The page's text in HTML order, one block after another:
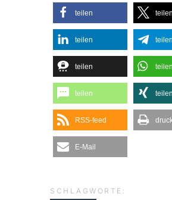
teilen teilen
teilen teilen
teilen teilen
teilen teilen
RSS-feed
E-Mail
SCHLAGWORTE: